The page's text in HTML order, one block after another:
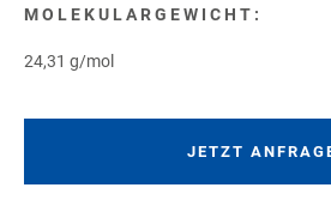
MOLEKULARGEWICHT:
24,31 g/mol
JETZT